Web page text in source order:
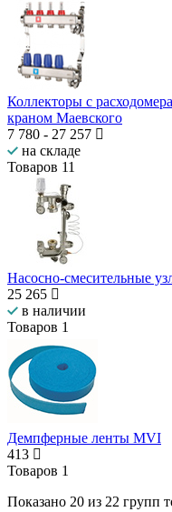
Коллекторы с
краном Маевского
7 780 - 27 257
на складе
Товаров 11
Насосно-смесительные
25 265
в наличии
Товаров 1
Демпферные ленты MVI
413
Товаров 1
Показано 20 из 22 групп